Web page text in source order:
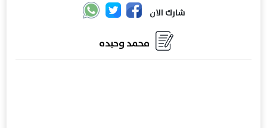
شارك الان
محمد وحيده